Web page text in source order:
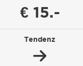
€ 15.-
Tendenz